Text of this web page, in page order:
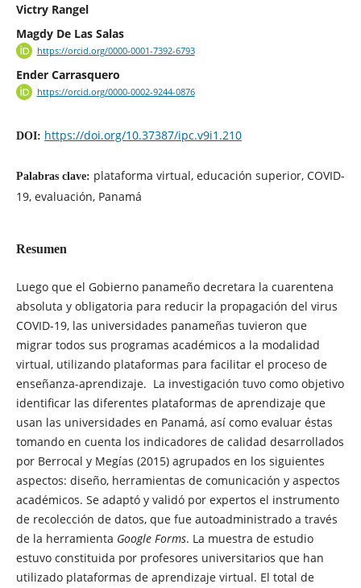
Victry Rangel
Magdy De Las Salas
https://orcid.org/0000-0001-7392-6793
Ender Carrasquero
https://orcid.org/0000-0002-9244-0876
DOI: https://doi.org/10.37387/ipc.v9i1.210
Palabras clave: plataforma virtual, educación superior, COVID-
19, evaluación, Panamá
Resumen
Luego que el Gobierno panameño decretara la cuarentena
absoluta y obligatoria para reducir la propagación del virus
COVID-19, las universidades panameñas tuvieron que
migrar todos sus programas académicos a la modalidad
virtual, utilizando plataformas para facilitar el proceso de
enseñanza-aprendizaje. La investigación tuvo como objetivo
identificar las diferentes plataformas de aprendizaje que
usan las universidades en Panamá, así como evaluar éstas
tomando en cuenta los indicadores de calidad desarrollados
por Berrocal y Megías (2015) agrupados en los siguientes
aspectos: diseño, herramientas de comunicación y aspectos
académicos. Se adaptó y validó por expertos el instrumento
de recolección de datos, que fue autoadministrado a través
de la herramienta Google Forms. La muestra de estudio
estuvo constituida por profesores universitarios que han
utilizado plataformas de aprendizaje virtual. El total de